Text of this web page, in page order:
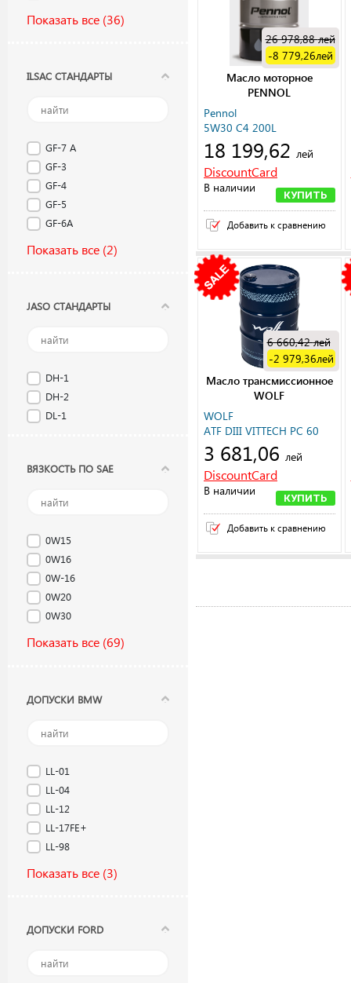
Показать все (36)
ILSAC СТАНДАРТЫ
GF-7 A
GF-3
GF-4
GF-5
GF-6A
Показать все (2)
JASO СТАНДАРТЫ
DH-1
DH-2
DL-1
ВЯЗКОСТЬ ПО SAE
0W15
0W16
0W-16
0W20
0W30
Показать все (69)
ДОПУСКИ BMW
LL-01
LL-04
LL-12
LL-17FE+
LL-98
Показать все (3)
ДОПУСКИ FORD
Масло моторное
PENNOL
Pennol
5W30 C4 200L
18 199,62 лей
DiscountCard
26 978,88лей
-8 779,26лей
В наличии
КУПИТЬ
Добавить к сравнению
Масло трансмиссионное
WOLF
WOLF
ATF DIII VITTECH PC 60
3 681,06 лей
DiscountCard
6 660,42лей
-2 979,36лей
В наличии
КУПИТЬ
Добавить к сравнению